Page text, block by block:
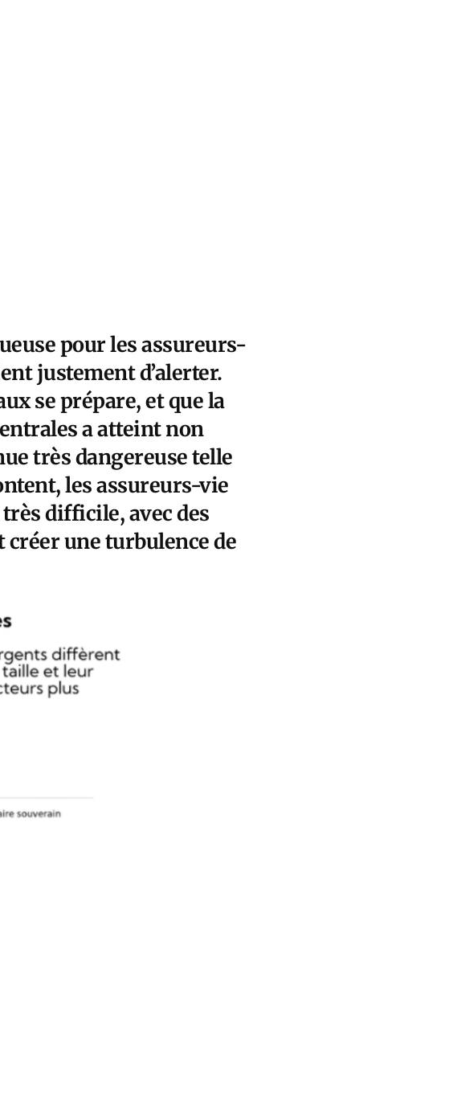
pour les assureurs-
justement d’alerter.
se prépare, et que la
a atteint non
très dangereuse telle
les assureurs-vie
difficile, avec des
une turbulence de